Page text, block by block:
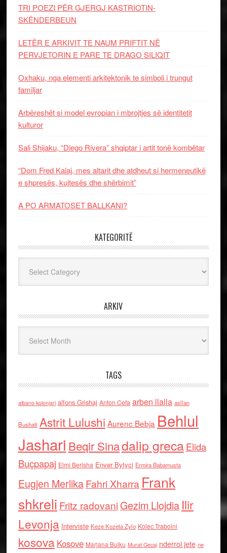
TRI POEZI PËR GJERGJ KASTRIOTIN-
SKËNDERBEUN
LETËR E ARKIVIT TE NAUM PRIFTIT NË
PERVJETORIN E PARE TE DRAGO SILIQIT
Oxhaku, nga elementi arkitektonik te simboli i trungut
familjar
Arbëreshët si model evropian i mbrojtjes së identitetit
kulturor
Sali Shijaku, “Diego Rivera” shqiptar i artit tonë kombëtar
“Dom Fred Kalaj, mes altarit dhe atdheut si hermeneutikë
e shpresës, kujtesës dhe shërbimit”
A PO ARMATOSET BALLKANI?
KATEGORITË
ARKIV
TAGS
albano kolonjari alfons Grishaj Anton Cefa arben llalla asllan
Bushati Astrit Lulushi Aurenc Bebja Behlul
Jashari Beqir Sinadalip grecaElida
Buçpapaj Elmi Berisha Enver Bytyci Ermira Babamusta
Eugjen MerlikaFahri Xharra Frank
shkreli Fritz radovaniGezim Llojdia Ilir
Levonja Interviste Keze Kozeta Zylo Kolec Traboini
kosova Kosove Marjana Bulku Murat Gecaj nderroi jete ne